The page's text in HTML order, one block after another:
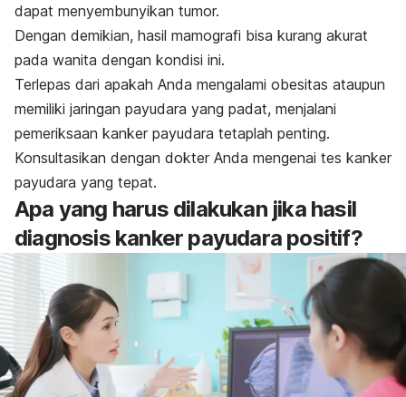
dapat menyembunyikan tumor.
Dengan demikian, hasil mamografi bisa kurang akurat
pada wanita dengan kondisi ini.
Terlepas dari apakah Anda mengalami obesitas ataupun
memiliki jaringan payudara yang padat, menjalani
pemeriksaan kanker payudara tetaplah penting.
Konsultasikan dengan dokter Anda mengenai tes kanker
payudara yang tepat.
Apa yang harus dilakukan jika hasil
diagnosis kanker payudara positif?